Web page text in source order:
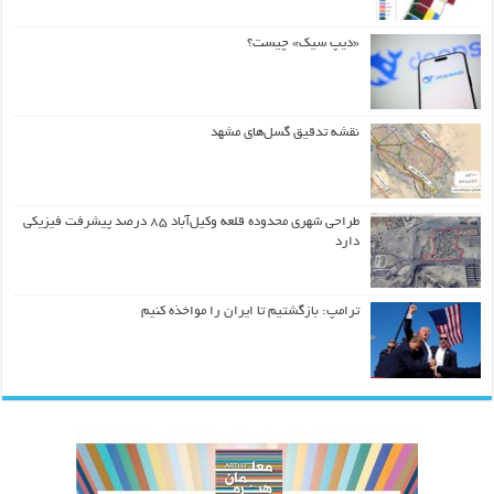
«دیپ سیک» چیست؟
نقشه تدقیق گسل‌های مشهد
طراحی شهری محدوده قلعه وکیل‌آباد ۸۵ درصد پیشرفت فیزیکی
دارد
ترامپ: بازگشتیم تا ایران را مواخذه کنیم